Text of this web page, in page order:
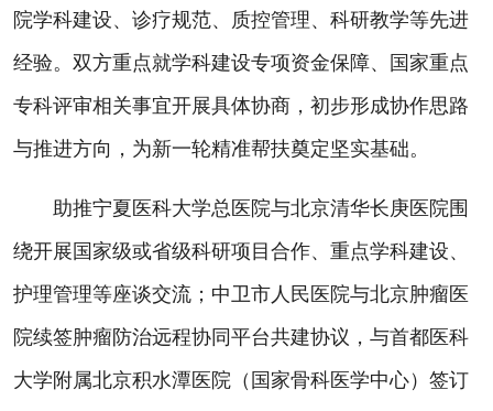
院学科建设、诊疗规范、质控管理、科研教学等先进
经验。双方重点就学科建设专项资金保障、国家重点
专科评审相关事宜开展具体协商，初步形成协作思路
与推进方向，为新一轮精准帮扶奠定坚实基础。
助推宁夏医科大学总医院与北京清华长庚医院围
绕开展国家级或省级科研项目合作、重点学科建设、
护理管理等座谈交流；中卫市人民医院与北京肿瘤医
院续签肿瘤防治远程协同平台共建协议，与首都医科
大学附属北京积水潭医院（国家骨科医学中心）签订